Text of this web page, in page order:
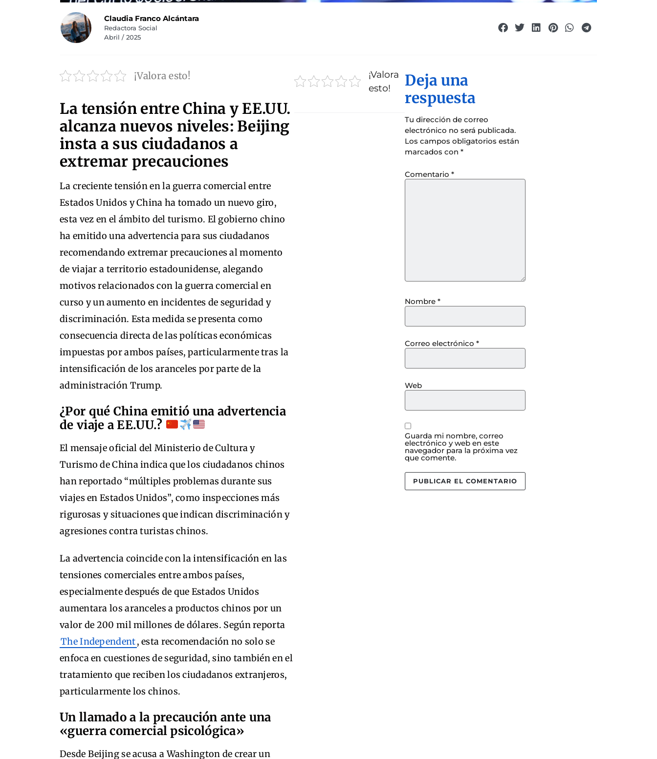
Claudia Franco Alcántara
Redactora Social
Abril / 2025
¡Valora esto!
La tensión entre China y EE.UU.
alcanza nuevos niveles: Beijing
insta a sus ciudadanos a
extremar precauciones
La creciente tensión en la guerra comercial entre
Estados Unidos y China ha tomado un nuevo giro,
esta vez en el ámbito del turismo. El gobierno chino
ha emitido una advertencia para sus ciudadanos
recomendando extremar precauciones al momento
de viajar a territorio estadounidense, alegando
motivos relacionados con la guerra comercial en
curso y un aumento en incidentes de seguridad y
discriminación. Esta medida se presenta como
consecuencia directa de las políticas económicas
impuestas por ambos países, particularmente tras la
intensificación de los aranceles por parte de la
administración Trump.
¿Por qué China emitió una advertencia
de viaje a EE.UU.?
El mensaje oficial del Ministerio de Cultura y
Turismo de China indica que los ciudadanos chinos
han reportado “múltiples problemas durante sus
viajes en Estados Unidos”, como inspecciones más
rigurosas y situaciones que indican discriminación y
agresiones contra turistas chinos.
La advertencia coincide con la intensificación en las
tensiones comerciales entre ambos países,
especialmente después de que Estados Unidos
aumentara los aranceles a productos chinos por un
valor de 200 mil millones de dólares. Según reporta
The Independent, esta recomendación no solo se
enfoca en cuestiones de seguridad, sino también en el
tratamiento que reciben los ciudadanos extranjeros,
particularmente los chinos.
Un llamado a la precaución ante una
«guerra comercial psicológica»
Desde Beijing se acusa a Washington de crear un
¡Valora
esto!
Deja una
respuesta
Tu dirección de correo
electrónico no será publicada.
Los campos obligatorios están
marcados con *
Comentario *
Nombre *
Correo electrónico *
Web
Guarda mi nombre, correo
electrónico y web en este
navegador para la próxima vez
que comente.